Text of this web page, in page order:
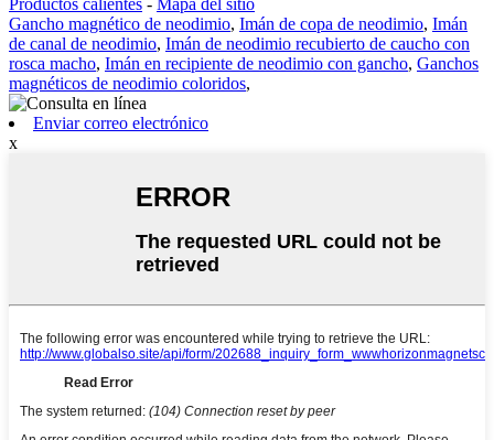
Productos calientes - Mapa del sitio
Gancho magnético de neodimio, Imán de copa de neodimio, Imán
de canal de neodimio, Imán de neodimio recubierto de caucho con
rosca macho, Imán en recipiente de neodimio con gancho, Ganchos
magnéticos de neodimio coloridos,
Enviar correo electrónico
x